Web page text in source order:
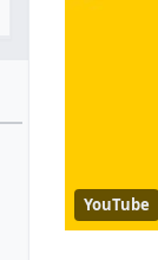
YouTube